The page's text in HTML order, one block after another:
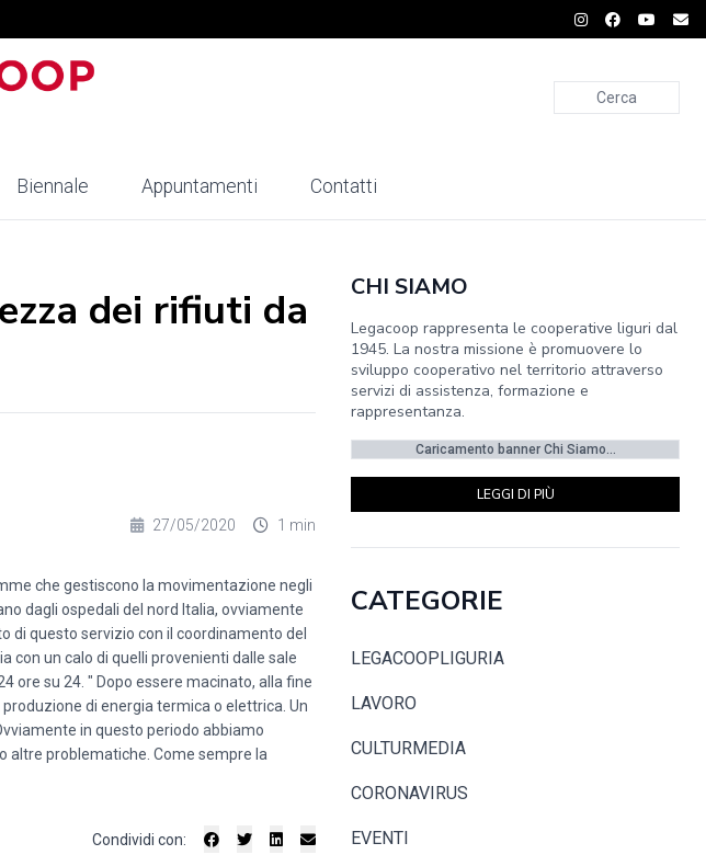
Cerca
Biennale Appuntamenti Contatti
dei rifiuti da
27/05/2020 1 min
che gestiscono la movimentazione negli
dagli ospedali del nord Italia, ovviamente
di questo servizio con il coordinamento del
con un calo di quelli provenienti dalle sale
ore su 24. " Dopo essere macinato, alla fine
di energia termica o elettrica. Un
in questo periodo abbiamo
altre problematiche. Come sempre la
Condividi con:
CHI SIAMO
Legacoop rappresenta le cooperative liguri dal
1945. La nostra missione è promuovere lo
sviluppo cooperativo nel territorio attraverso
servizi di assistenza, formazione e
rappresentanza.
Caricamento banner Chi Siamo...
LEGGI DI PIÙ
CATEGORIE
LEGACOOPLIGURIA
LAVORO
CULTURMEDIA
CORONAVIRUS
EVENTI